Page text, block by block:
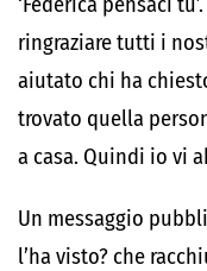
ringraziare tutti i
aiutato chi ha
trovato quella
a casa. Quindi io vi
Un messaggio
l’ha visto? che